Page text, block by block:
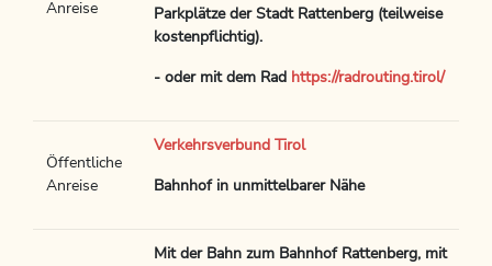
Anreise
Parkplätze der Stadt Rattenberg (teilweise
kostenpflichtig).
- oder mit dem Rad https://radrouting.tirol/
Öffentliche
Anreise
Verkehrsverbund Tirol
Bahnhof in unmittelbarer Nähe
Mit der Bahn zum Bahnhof Rattenberg, mit